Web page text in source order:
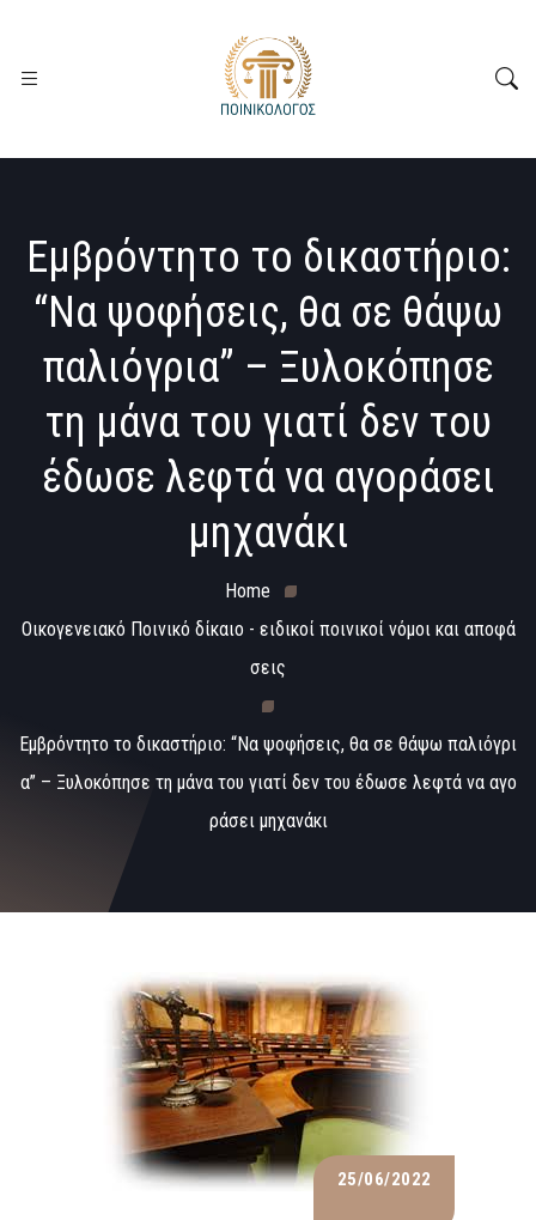
Εμβρόντητο το δικαστήριο:
“Να ψοφήσεις, θα σε θάψω
παλιόγρια” – Ξυλοκόπησε
τη μάνα του γιατί δεν του
έδωσε λεφτά να αγοράσει
μηχανάκι
Home
Οικογενειακό Ποινικό δίκαιο - ειδικοί ποινικοί νόμοι και αποφά
σεις
Εμβρόντητο το δικαστήριο: “Να ψοφήσεις, θα σε θάψω παλιόγρι
α” – Ξυλοκόπησε τη μάνα του γιατί δεν του έδωσε λεφτά να αγο
ράσει μηχανάκι
25/06/2022